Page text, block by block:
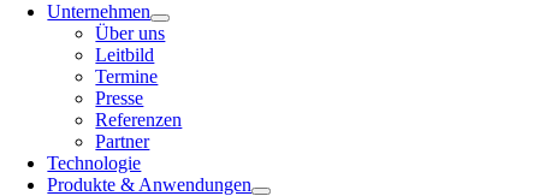
Unternehmen
Über uns
Leitbild
Termine
Presse
Referenzen
Partner
Technologie
Produkte & Anwendungen